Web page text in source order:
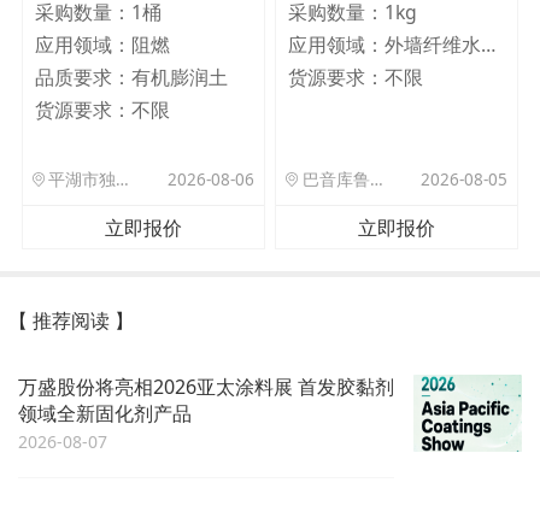
采购数量： 1桶
应用领域： 阻燃
品质要求： 有机膨润土
货源要求： 不限
平湖市独山港镇集港路 589 号 2026-08-06
立即报价
采购数量： 1kg
应用领域：
外墙纤维水泥板
货源要求：不限
巴音库鲁提镇,托帕口岸六号库房 2026-08-05
立即报价
【 推荐阅读 】
万盛股份将亮相2026亚太涂料展 首发胶黏剂
领域全新固化剂产品
2026-08-07